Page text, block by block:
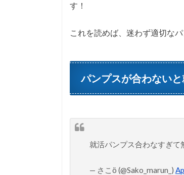
す！
これを読めば、迷わず適切な
パンプスが合わない
就活パンプス合わなすぎて
— さこö (@Sako_marun_)